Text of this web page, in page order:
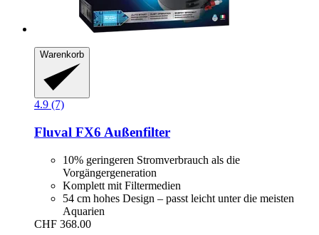
Warenkorb
4.9 (7)
Fluval FX6 Außenfilter
10% geringeren Stromverbrauch als die
Vorgängergeneration
Komplett mit Filtermedien
54 cm hohes Design – passt leicht unter die meisten
Aquarien
CHF 368.00